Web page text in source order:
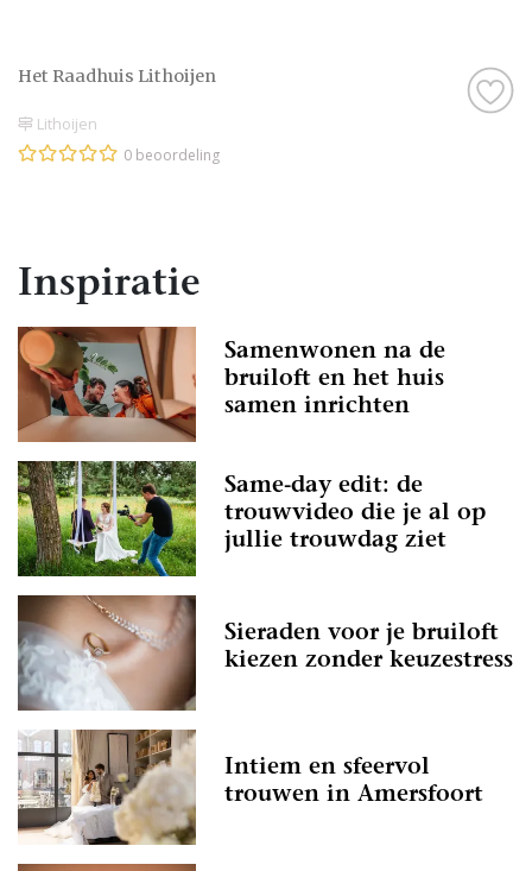
Het Raadhuis Lithoijen
Lithoijen
0 beoordeling
Inspiratie
Samenwonen na de
bruiloft en het huis
samen inrichten
Same-day edit: de
trouwvideo die je al op
jullie trouwdag ziet
Sieraden voor je bruiloft
kiezen zonder keuzestress
Intiem en sfeervol
trouwen in Amersfoort